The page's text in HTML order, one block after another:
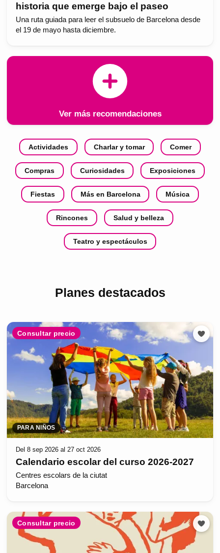
historia que emerge bajo el paseo
Una ruta guiada para leer el subsuelo de Barcelona desde
el 19 de mayo hasta diciembre.
Ver más recomendaciones
Actividades Charlar y tomar Comer
Compras Curiosidades Exposiciones
Fiestas Más en Barcelona Música
Rincones Salud y belleza
Teatro y espectáculos
Planes destacados
Consultar precio
PARA NIÑOS
Del 8 sep 2026 al 27 oct 2026
Calendario escolar del curso 2026-2027
Centres escolars de la ciutat
Barcelona
Consultar precio